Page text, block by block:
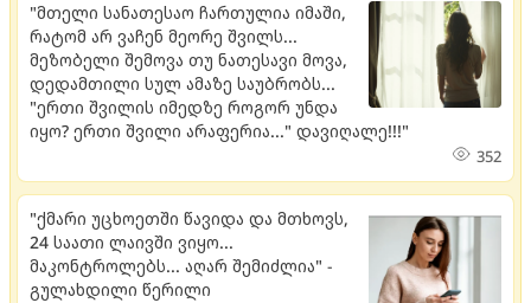
"მთელი სანათესაო ჩართულია იმაში,
რატომ არ ვაჩენ მეორე შვილს...
მეზობელი შემოვა თუ ნათესავი მოვა,
დედამთილი სულ ამაზე საუბრობს...
"ერთი შვილის იმედზე როგორ უნდა
იყო? ერთი შვილი არაფერია..." დავიღალე!!!"
352
"ქმარი უცხოეთში წავიდა და მთხოვს,
24 საათი ლაივში ვიყო...
მაკონტროლებს... აღარ შემიძლია" -
გულახდილი წერილი